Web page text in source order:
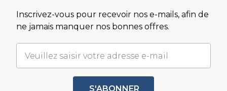
Inscrivez-vous pour recevoir nos e-mails, afin de
ne jamais manquer nos bonnes offres.
S'ABONNER